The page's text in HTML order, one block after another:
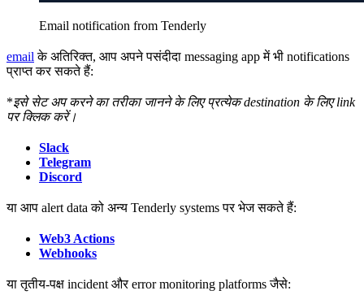
Email notification from Tenderly
email के अतिरिक्त, आप अपने पसंदीदा messaging app में भी notifications
प्राप्त कर सकते हैं:
*इसे सेट अप करने का तरीका जानने के लिए प्रत्येक destination के लिए link
पर क्लिक करें।
Slack
Telegram
Discord
या आप alert data को अन्य Tenderly systems पर भेज सकते हैं:
Web3 Actions
Webhooks
या तृतीय-पक्ष incident और error monitoring platforms जैसे: